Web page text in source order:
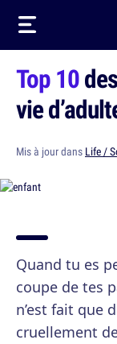
Top 10
vie
Mis à jour dans Life /
Quand tu es
coupe de tes
n’est fait que
cruellement